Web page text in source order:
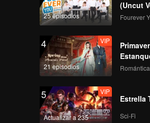
25 episodios
(Uncut
4
21 episodios
VIP
5
Actualizar a 235
VIP
Estrella
Sci-Fi